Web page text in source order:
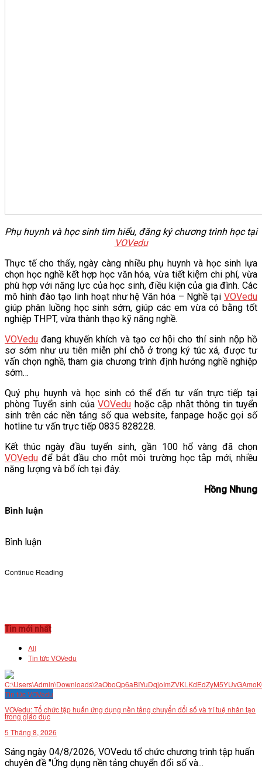
Phụ huynh và học sinh tìm hiểu, đăng ký chương trình học tại
VOVedu
Thực tế cho thấy, ngày càng nhiều phụ huynh và học sinh lựa
chọn học nghề kết hợp học văn hóa, vừa tiết kiệm chi phí, vừa
phù hợp với năng lực của học sinh, điều kiện của gia đình. Các
mô hình đào tạo linh hoạt như hệ Văn hóa – Nghề tại VOVedu
giúp phân luồng học sinh sớm, giúp các em vừa có bằng tốt
nghiệp THPT, vừa thành thạo kỹ năng nghề.
VOVedu đang khuyến khích và tạo cơ hội cho thí sinh nộp hồ
sơ sớm như ưu tiên miễn phí chỗ ở trong ký túc xá, được tư
vấn chọn nghề, tham gia chương trình định hướng nghề nghiệp
sớm…
Quý phụ huynh và học sinh có thể đến tư vấn trực tiếp tại
phòng Tuyển sinh của VOVedu hoặc cập nhật thông tin tuyển
sinh trên các nền tảng số qua website, fanpage hoặc gọi số
hotline tư vấn trực tiếp 0835 828228.
Kết thúc ngày đầu tuyển sinh, gần 100 hổ vàng đã chọn
VOVedu để bắt đầu cho một môi trường học tập mới, nhiều
năng lượng và bổ ích tại đây.
Hồng Nhung
Bình luận
Bình luận
Continue Reading
Tin mới nhất
All
Tin tức VOVedu
Tin tức VOVedu
VOVedu: Tổ chức tập huấn ứng dụng nền tảng chuyển đổi số và trí tuệ nhân tạo
trong giáo dục
5 Tháng 8, 2026
Sáng ngày 04/8/2026, VOVedu tổ chức chương trình tập huấn
chuyên đề "Ứng dụng nền tảng chuyển đổi số và...